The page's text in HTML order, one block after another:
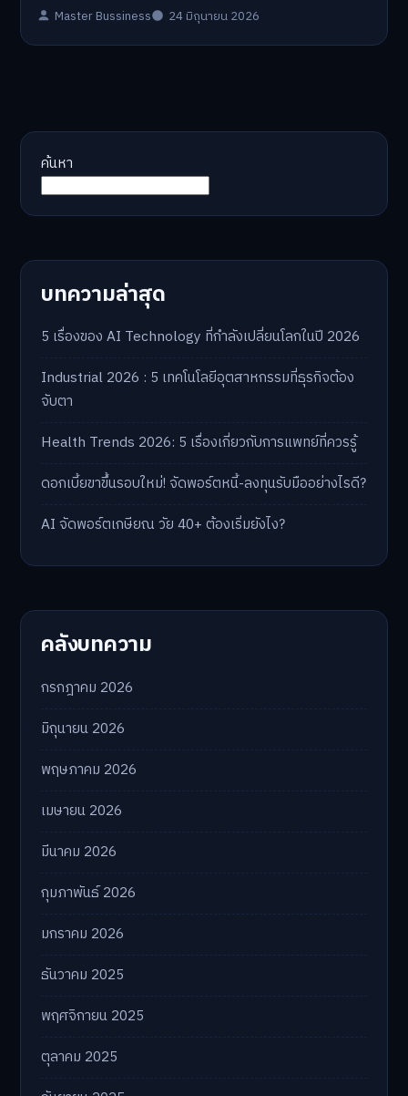
Master Bussiness 24 มิถุนายน 2026
ค้นหา
บทความล่าสุด
5 เรื่องของ AI Technology ที่กำลังเปลี่ยนโลกในปี 2026
Industrial 2026 : 5 เทคโนโลยีอุตสาหกรรมที่ธุรกิจต้อง
จับตา
Health Trends 2026: 5 เรื่องเกี่ยวกับการแพทย์ที่ควรรู้
ดอกเบี้ยขาขึ้นรอบใหม่! จัดพอร์ตหนี้-ลงทุนรับมืออย่างไรดี?
AI จัดพอร์ตเกษียณ วัย 40+ ต้องเริ่มยังไง?
คลังบทความ
กรกฎาคม 2026
มิถุนายน 2026
พฤษภาคม 2026
เมษายน 2026
มีนาคม 2026
กุมภาพันธ์ 2026
มกราคม 2026
ธันวาคม 2025
พฤศจิกายน 2025
ตุลาคม 2025